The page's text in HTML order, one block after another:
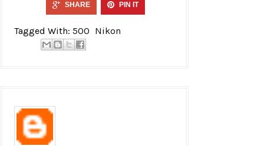
SHARE PIN IT
Tagged With: 500 Nikon